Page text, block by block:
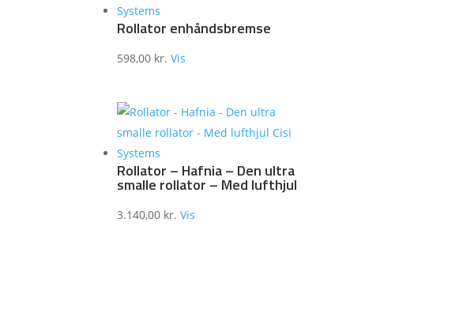
Rollator enhåndsbremse
598,00 kr. Vis
Rollator – Hafnia – Den ultra
smalle rollator – Med lufthjul
3.140,00 kr. Vis